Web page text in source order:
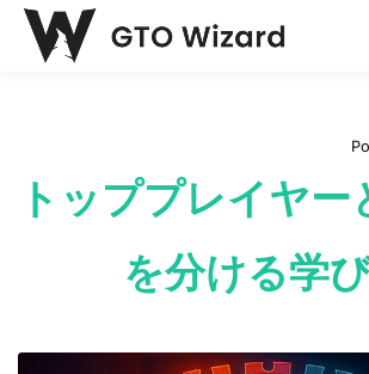
トッププレイヤー
を分ける学